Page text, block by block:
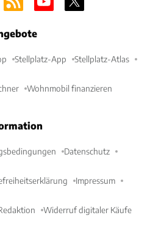
Stellplatz-App Stellplatz-Atlas
Wohnmobil finanzieren
Datenschutz
Impressum
Widerruf digitaler Käufe